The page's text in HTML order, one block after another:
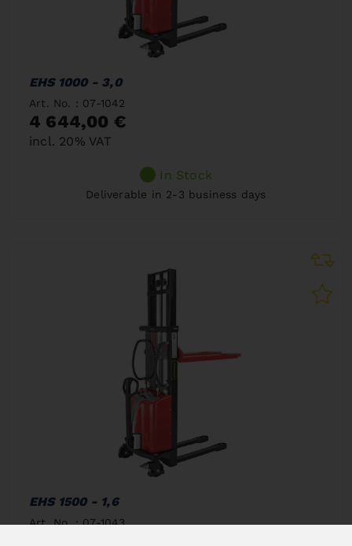
EHS 1000 - 3,0
Art. No. : 07-1042
4 644,00 €
incl. 20% VAT
In Stock
Deliverable in 2-3 business days
EHS 1500 - 1,6
Art. No. : 07-1043